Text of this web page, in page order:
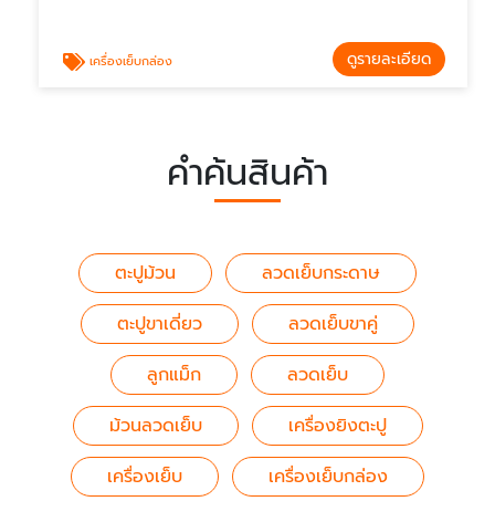
เครื่องเย็บกล่อง ดูรายละเอียด
คำค้นสินค้า
ตะปูม้วน
ลวดเย็บกระดาษ
ตะปูขาเดี่ยว
ลวดเย็บขาคู่
ลูกแม็ก
ลวดเย็บ
ม้วนลวดเย็บ
เครื่องยิงตะปู
เครื่องเย็บ
เครื่องเย็บกล่อง